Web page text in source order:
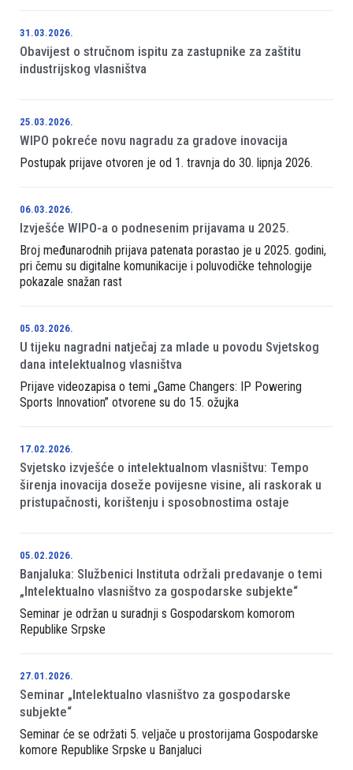
31.03.2026.
Obavijest o stručnom ispitu za zastupnike za zaštitu
industrijskog vlasništva
25.03.2026.
WIPO pokreće novu nagradu za gradove inovacija
Postupak prijave otvoren je od 1. travnja do 30. lipnja 2026.
06.03.2026.
Izvješće WIPO-a o podnesenim prijavama u 2025.
Broj međunarodnih prijava patenata porastao je u 2025. godini,
pri čemu su digitalne komunikacije i poluvodičke tehnologije
pokazale snažan rast
05.03.2026.
U tijeku nagradni natječaj za mlade u povodu Svjetskog
dana intelektualnog vlasništva
Prijave videozapisa o temi „Game Changers: IP Powering
Sports Innovation” otvorene su do 15. ožujka
17.02.2026.
Svjetsko izvješće o intelektualnom vlasništvu: Tempo
širenja inovacija doseže povijesne visine, ali raskorak u
pristupačnosti, korištenju i sposobnostima ostaje
05.02.2026.
Banjaluka: Službenici Instituta održali predavanje o temi
„Intelektualno vlasništvo za gospodarske subjekte“
Seminar je održan u suradnji s Gospodarskom komorom
Republike Srpske
27.01.2026.
Seminar „Intelektualno vlasništvo za gospodarske
subjekte“
Seminar će se održati 5. veljače u prostorijama Gospodarske
komore Republike Srpske u Banjaluci